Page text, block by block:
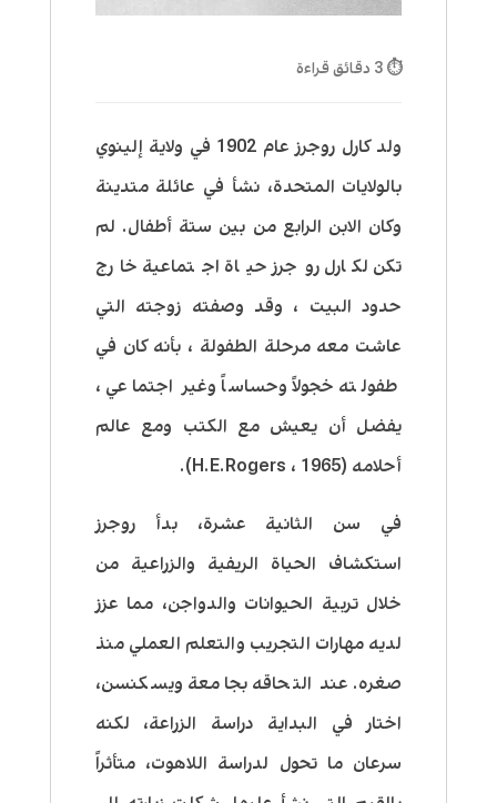
⏱ 3 دقائق قراءة
ولد كارل روجرز عام 1902 في ولاية إلينوي
بالولايات المتحدة، نشأ في عائلة متدينة
وكان الابن الرابع من بين ستة أطفال. لم
تكن لكارل روجرز حياة اجتماعية خارج
حدود البيت ، وقد وصفته زوجته التي
عاشت معه مرحلة الطفولة ، بأنه كان في
طفولته خجولاً وحساساً وغير اجتماعي ،
يفضل أن يعيش مع الكتب ومع عالم
أحلامه (H.E.Rogers ، 1965).
في سن الثانية عشرة، بدأ روجرز
استكشاف الحياة الريفية والزراعية من
خلال تربية الحيوانات والدواجن، مما عزز
لديه مهارات التجريب والتعلم العملي منذ
صغره. عند التحاقه بجامعة ويسكنسن،
اختار في البداية دراسة الزراعة، لكنه
سرعان ما تحول لدراسة اللاهوت، متأثراً